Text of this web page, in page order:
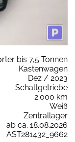
bis 7,5 Tonnen
Kastenwagen
Dez / 2023
Schaltgetriebe
2.000 km
Weiß
Zentrallager
ab ca. 18.08.2026
AST281432_9662